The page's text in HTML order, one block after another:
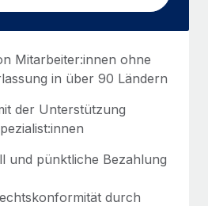
Mitarbeiter:innen ohne
in über 90 Ländern
der Unterstützung
und pünktliche Bezahlung
durch